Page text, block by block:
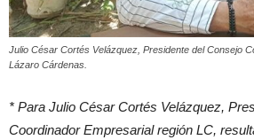
Julio César Cortés Velázquez, Presidente del Consejo
Lázaro Cárdenas.
* Para Julio César Cortés Velázquez,
Coordinador Empresarial región LC,